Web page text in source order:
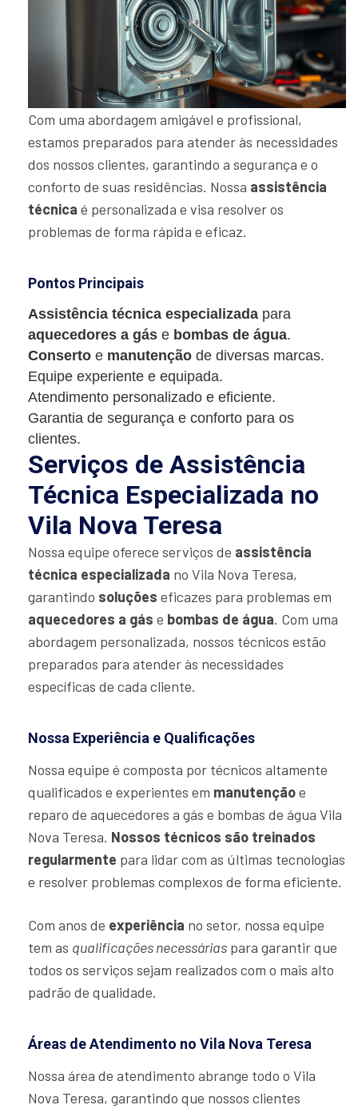
Com uma abordagem amigável e profissional,
estamos preparados para atender às necessidades
dos nossos clientes, garantindo a segurança e o
conforto de suas residências. Nossa assistência
técnica é personalizada e visa resolver os
problemas de forma rápida e eficaz.
Pontos Principais
Assistência técnica especializada para
aquecedores a gás e bombas de água.
Conserto e manutenção de diversas marcas.
Equipe experiente e equipada.
Atendimento personalizado e eficiente.
Garantia de segurança e conforto para os
clientes.
Serviços de Assistência
Técnica Especializada no
Vila Nova Teresa
Nossa equipe oferece serviços de assistência
técnica especializada no Vila Nova Teresa,
garantindo soluções eficazes para problemas em
aquecedores a gás e bombas de água. Com uma
abordagem personalizada, nossos técnicos estão
preparados para atender às necessidades
específicas de cada cliente.
Nossa Experiência e Qualificações
Nossa equipe é composta por técnicos altamente
qualificados e experientes em manutençãoe
reparo de aquecedores a gás e bombas de água Vila
Nova Teresa. Nossos técnicos são treinados
regularmente para lidar com as últimas tecnologias
e resolver problemas complexos de forma eficiente.
Com anos de experiência no setor, nossa equipe
tem as qualificações necessárias para garantir que
todos os serviços sejam realizados com o mais alto
padrão de qualidade.
Áreas de Atendimento no Vila Nova Teresa
Nossa área de atendimento abrange todo o Vila
Nova Teresa, garantindo que nossos clientes